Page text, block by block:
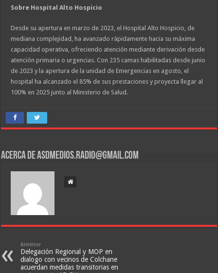
Sobre Hospital Alto Hospicio
Desde su apertura en marzo de 2023, el Hospital Alto Hospicio, de
mediana complejidad, ha avanzado rápidamente hacia su máxima
capacidad operativa, ofreciendo atención mediante derivación desde
atención primaria o urgencias. Con 235 camas habilitadas desde junio
de 2023 y la apertura de la unidad de Emergencias en agosto, el
hospital ha alcanzado el 85% de sus prestaciones y proyecta llegar al
100% en 2025 junto al Ministerio de Salud.
Acerca de asdmedios.radio@gmail.com
Anterior
Delegación Regional y MOP en
dialogo con vecinos de Colchane
acuerdan medidas transitorias en